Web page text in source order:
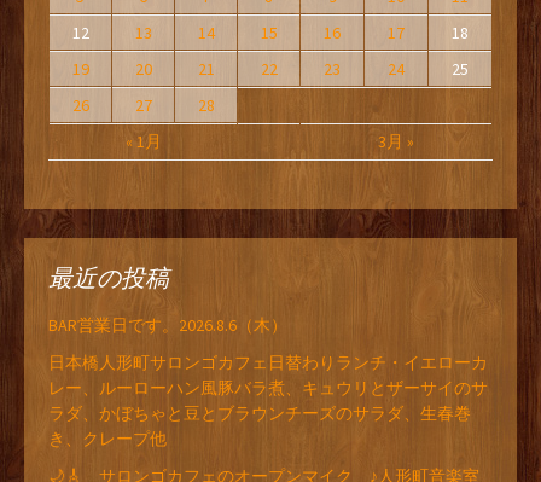
« 1月 3月 »
12
13 14 15 16 17
18
19
20 21 22 23 24
25
26
27 28
最近の投稿
BAR営業日です。2026.8.6（木）
日本橋人形町サロンゴカフェ日替わりランチ・イエローカ
レー、ルーローハン風豚バラ煮、キュウリとザーサイのサ
ラダ、かぼちゃと豆とブラウンチーズのサラダ、生春巻
き、クレープ他
🌙🎸 サロンゴカフェのオープンマイク ♪人形町音楽室